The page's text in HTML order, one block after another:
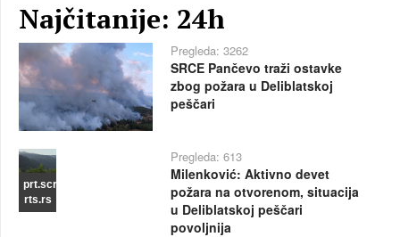
Najčitanije: 24h
Pregleda: 3262
SRCE Pančevo traži ostavke
zbog požara u Deliblatskoj
peščari
prt.scr
rts.rs
Pregleda: 613
Milenković: Aktivno devet
požara na otvorenom, situacija
u Deliblatskoj peščari
povoljnija